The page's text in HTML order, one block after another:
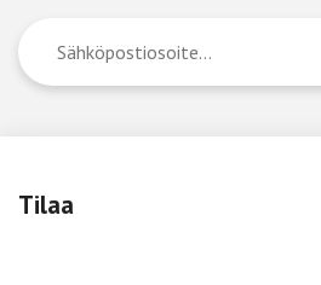
Tilaa